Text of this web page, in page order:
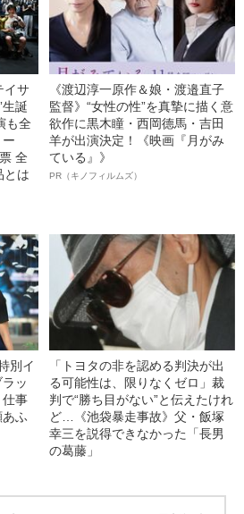
イサ
生誕
も全
全
とは
《渡辺淳一原作＆娘・渡邉直子
監督》“女性の性”を真摯に描く意
欲作に黒木瞳・西岡德馬・吉田
羊が出演決定！《映画『月がみ
ている』》
PR（キノフィルムズ）
別イ
ッ
事
ふ
「トヨタの非を認める判決が出
る可能性は、限りなくゼロ」裁
判で“勝ち目がない”と伝えたけれ
ど…《池袋暴走事故》父・飯塚
幸三を説得できなかった「長男
の葛藤」